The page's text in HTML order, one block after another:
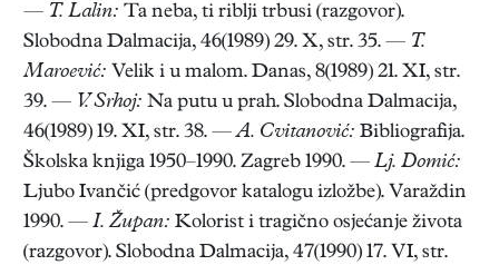
— T. Lalin: Ta neba, ti riblji trbusi (razgovor).
Slobodna Dalmacija, 46(1989) 29. X, str. 35. — T.
Maroević: Velik i u malom. Danas, 8(1989) 21. XI, str.
39. — V. Srhoj: Na putu u prah. Slobodna Dalmacija,
46(1989) 19. XI, str. 38. —A. Cvitanović: Bibliografija.
Školska knjiga 1950–1990. Zagreb 1990. — Lj. Domić:
Ljubo Ivančić (predgovor katalogu izložbe). Varaždin
1990. — I. Župan: Kolorist i tragično osjećanje života
(razgovor). Slobodna Dalmacija, 47(1990) 17. VI, str.